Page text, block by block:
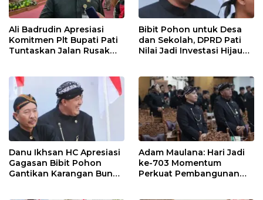
Ali Badrudin Apresiasi
Komitmen Plt Bupati Pati
Tuntaskan Jalan Rusak
Bibit Pohon untuk Desa
dan Sekolah, DPRD Pati
Nilai Jadi Investasi Hijau
Danu Ikhsan HC Apresiasi
Gagasan Bibit Pohon
Gantikan Karangan Bunga
Adam Maulana: Hari Jadi
ke-703 Momentum
Perkuat Pembangunan